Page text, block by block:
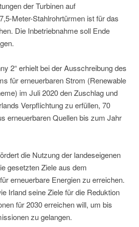
der Turbinen auf
Meter-Stahlrohrtürmen ist für das
Die Inbetriebnahme soll Ende
2“ erhielt bei der Ausschreibung des
für erneuerbaren Strom (Renewable
im Juli 2020 den Zuschlag und
Verpflichtung zu erfüllen, 70
erneuerbaren Quellen bis zum Jahr
die Nutzung der landeseigenen
gesetzten Ziele aus dem
erneuerbare Energien zu erreichen.
Irland seine Ziele für die Reduktion
für 2030 erreichen will, um bis
zu gelangen.